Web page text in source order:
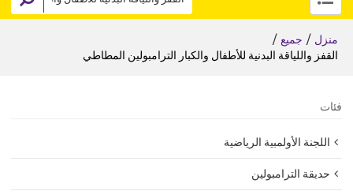
منزل / جميع /
القفز واللياقة البدنية للأطفال والكبار الترامبولين المطاطي
فئات
اللجنة الأولمبية الرياضية
حديقة الترامبولين